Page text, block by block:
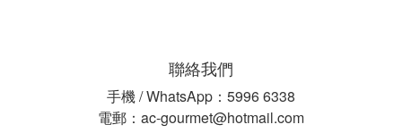
聯絡我們
手機 / WhatsApp：5996 6338
電郵：ac-gourmet@hotmail.com